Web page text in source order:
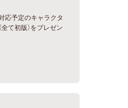
応予定のキャラクタ
て初版）をプレゼン